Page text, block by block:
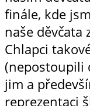
finále, kde
naše děvčata
Chlapci
(nepostoupili
jim a
reprezentaci